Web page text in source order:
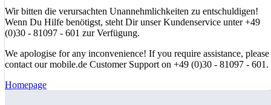
Wir bitten die verursachten Unannehmlichkeiten zu entschuldigen!
Wenn Du Hilfe benötigst, steht Dir unser Kundenservice unter +49
(0)30 - 81097 - 601 zur Verfügung.
We apologise for any inconvenience! If you require assistance, please
contact our mobile.de Customer Support on +49 (0)30 - 81097 - 601.
Homepage